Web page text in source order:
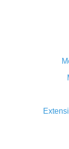
What is
The best
What is the
Cash
Double cash
How to use